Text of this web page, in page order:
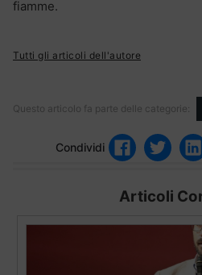
fiamme.
Tutti gli articoli dell'autore
Questo articolo fa parte delle categorie:
Condividi
Articoli